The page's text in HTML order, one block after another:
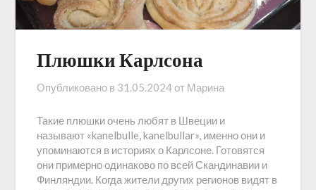
Плюшки Карлсона
Опубликовано в 31.05.2024от Марина
Такие плюшки очень любят в Швеции и
называют «kanelbulle, kanelbullar», именно они и
упоминаются в историях о Карлсоне. Готовятся
они примерно одинаково по всей Скандинавии и
Финляндии. Когда жители других регионов видят в